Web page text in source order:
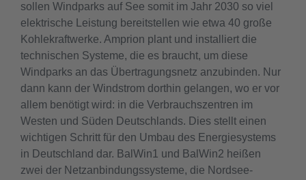
sollen Windparks auf See somit im Jahr 2030 so viel
elektrische Leistung bereitstellen wie etwa 40 große
Kohlekraftwerke. Amprion plant und installiert die
technischen Systeme, die es braucht, um diese
Windparks an das Übertragungsnetz anzubinden. Nur
dann kann der Windstrom dorthin gelangen, wo er vor
allem benötigt wird: in die Verbrauchszentren im
Westen und Süden Deutschlands. Dies stellt einen
wichtigen Schritt für den Umbau des Energiesystems
in Deutschland dar. BalWin1 und BalWin2 heißen
zwei der Netzanbindungssysteme, die Nordsee-